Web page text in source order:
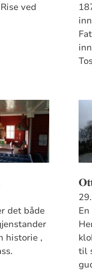
ved
det både
historie ,
til